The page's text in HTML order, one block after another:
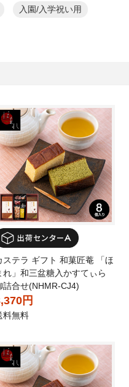
入園/入学祝い用
ステラ ギフト 和菓匠菴 「ほ
れ」和三盆糖入かすてぃら
詰合せ(NHMR-CJ4)
円
料無料